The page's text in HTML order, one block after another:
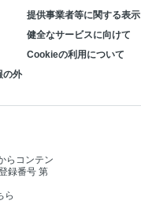
提供事業者等に関する表示
健全なサービスに向けて
Cookieの利用について
の外
らコンテン
録番号 第
ら